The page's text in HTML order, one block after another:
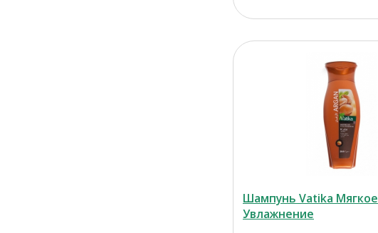
Шампунь Vatika Мягкое
Увлажнение